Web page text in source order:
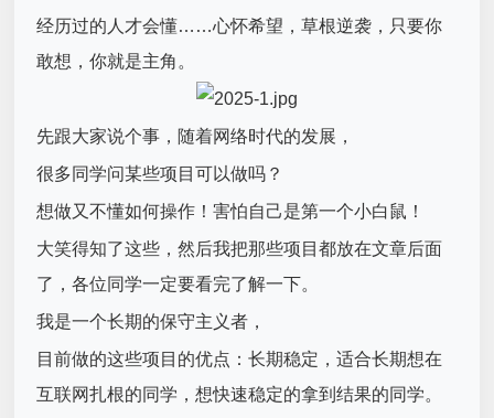
经历过的人才会懂……心怀希望，草根逆袭，只要你
敢想，你就是主角。
先跟大家说个事，随着网络时代的发展，
很多同学问某些项目可以做吗？
想做又不懂如何操作！害怕自己是第一个小白鼠！
大笑得知了这些，然后我把那些项目都放在文章后面
了，各位同学一定要看完了解一下。
我是一个长期的保守主义者，
目前做的这些项目的优点：长期稳定，适合长期想在
互联网扎根的同学，想快速稳定的拿到结果的同学。